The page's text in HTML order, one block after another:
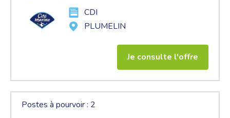
CDI
PLUMELIN
Je consulte l'offre
Postes à pourvoir : 2